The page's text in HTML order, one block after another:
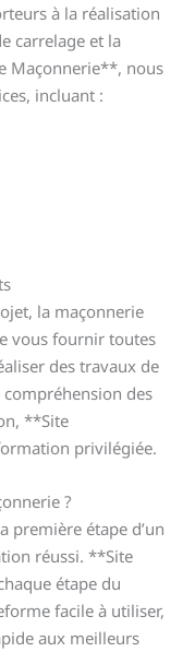
à la réalisation
carrelage et la
Maçonnerie**, nous
incluant :
la maçonnerie
vous fournir toutes
des travaux de
des
**Site
privilégiée.
?
première étape d’un
réussi. **Site
étape du
facile à utiliser,
aux meilleurs